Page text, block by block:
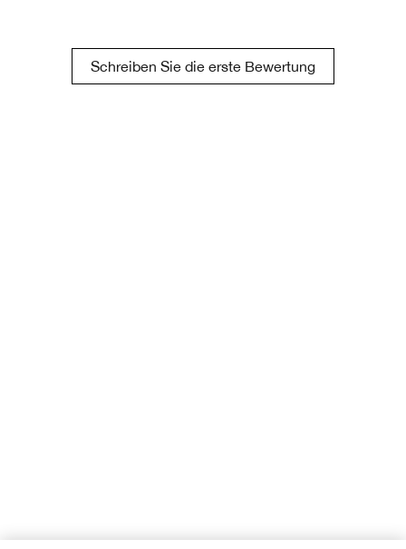
Schreiben Sie die erste Bewertung